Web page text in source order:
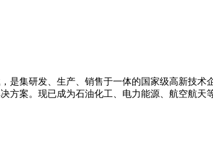
是集研发、生产、销售于一体的国家级高新技
案。现已成为石油化工、电力能源、航空航天